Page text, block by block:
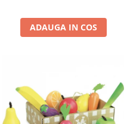
ADAUGA IN COS